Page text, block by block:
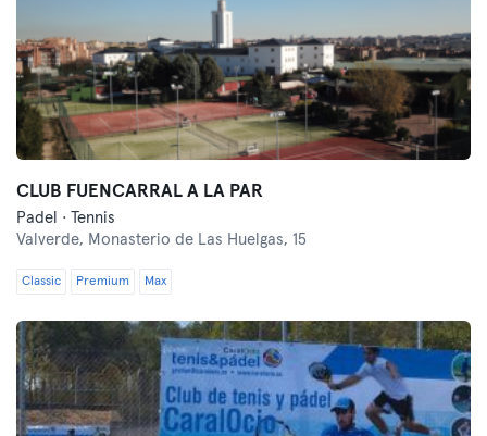
CLUB FUENCARRAL A LA PAR
Padel · Tennis
Valverde, Monasterio de Las Huelgas, 15
Classic Premium Max